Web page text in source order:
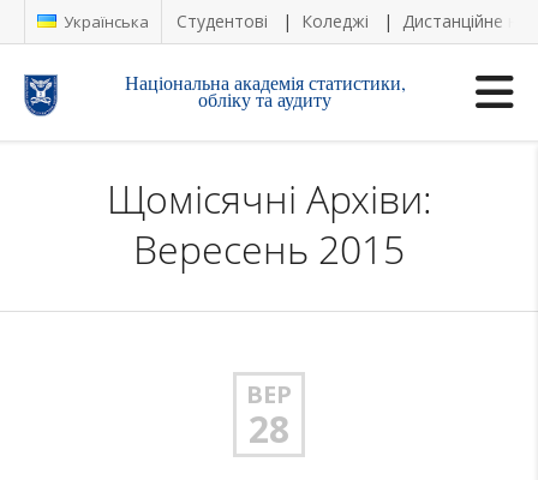
Українська Студентові Коледжі Дистанційне
Національна академія статистики,
обліку та аудиту
Щомісячні Архіви:
Вересень 2015
ВЕР
28